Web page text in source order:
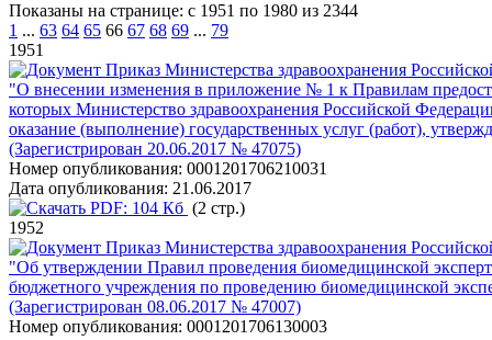
Показаны на странице: с 1951 по 1980 из 2344
1 ... 63 64 65 66 67 68 69 ... 79
1951
Приказ Министерства здравоохранения
"О внесении изменения в приложение № 1 к Правилам
которых Министерство здравоохранения Российской
оказание (выполнение) государственных услуг (работ),
(Зарегистрирован 20.06.2017 № 47075)
Номер опубликования: 0001201706210031
Дата опубликования: 21.06.2017
PDF: 104 Кб (2 стр.)
1952
Приказ Министерства здравоохранения
"Об утверждении Правил проведения биомедицинской
бюджетного учреждения по проведению биомедицинской
(Зарегистрирован 08.06.2017 № 47007)
Номер опубликования: 0001201706130003